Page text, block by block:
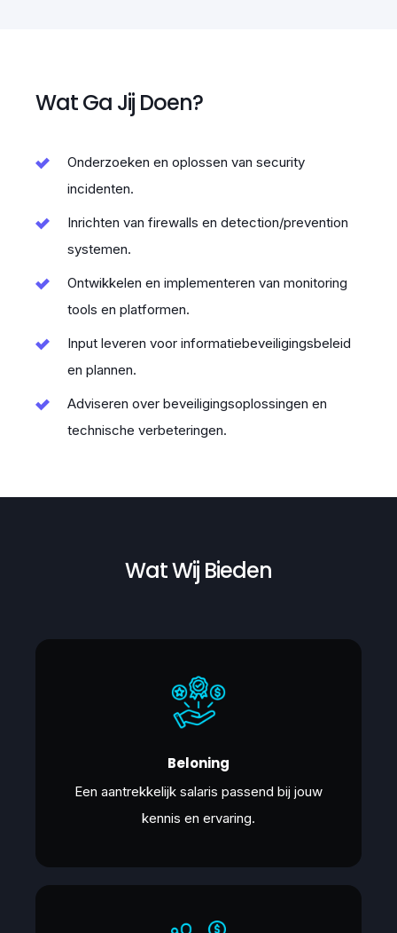
Wat Ga Jij Doen?
Onderzoeken en oplossen van security
incidenten.
Inrichten van firewalls en detection/prevention
systemen.
Ontwikkelen en implementeren van monitoring
tools en platformen.
Input leveren voor informatiebeveiligingsbeleid
en plannen.
Adviseren over beveiligingsoplossingen en
technische verbeteringen.
Wat Wij Bieden
Beloning
Een aantrekkelijk salaris passend bij jouw
kennis en ervaring.